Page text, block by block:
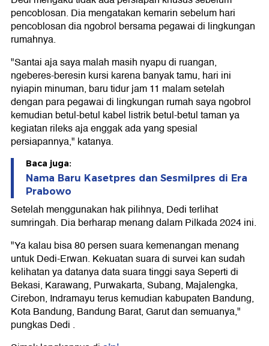
pencoblosan. Dia mengatakan kemarin sebelum hari
pencoblosan dia ngobrol bersama pegawai di lingkungan
rumahnya.
"Santai aja saya malah masih nyapu di ruangan,
ngeberes-beresin kursi karena banyak tamu, hari ini
nyiapin minuman, baru tidur jam 11 malam setelah
dengan para pegawai di lingkungan rumah saya ngobrol
kemudian betul-betul kabel listrik betul-betul taman ya
kegiatan rileks aja enggak ada yang spesial
persiapannya," katanya.
Baca juga:
Nama Baru Kasetpres dan Sesmilpres di Era
Prabowo
Setelah menggunakan hak pilihnya, Dedi terlihat
sumringah. Dia berharap menang dalam Pilkada 2024 ini.
"Ya kalau bisa 80 persen suara kemenangan menang
untuk Dedi-Erwan. Kekuatan suara di survei kan sudah
kelihatan ya datanya data suara tinggi saya Seperti di
Bekasi, Karawang, Purwakarta, Subang, Majalengka,
Cirebon, Indramayu terus kemudian kabupaten Bandung,
Kota Bandung, Bandung Barat, Garut dan semuanya,"
pungkas Dedi .